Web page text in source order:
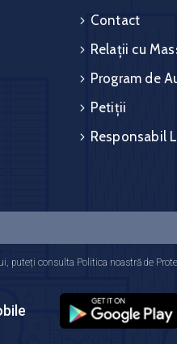
Contact
Relații cu
Program de
Petiții
Responsabil
puteți consulta Politica noastră de